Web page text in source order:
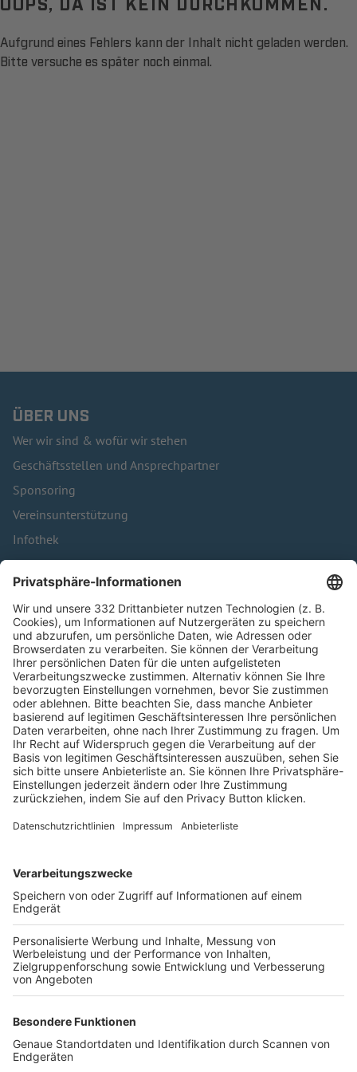
Aufgrund eines Fehlers kann der Inhalt nicht geladen werden.
Bitte versuche es später noch einmal.
ÜBER UNS
Wer wir sind & wofür wir stehen
Geschäftsstellen und Ansprechpartner
Sponsoring
Vereinsunterstützung
Infothek
Kontakt
HÄUFIG BESUCHTE SEITEN
Pässe und Vereinswechsel
Trainerausbildung
Schulungsangebot Vereinsmitarbeiter
BFV-Geschäftsstellen
Trainerbörse
Login SpielPlus
FOLGE DEM BFV
TOP-VEREINE
TOP-PARTNER